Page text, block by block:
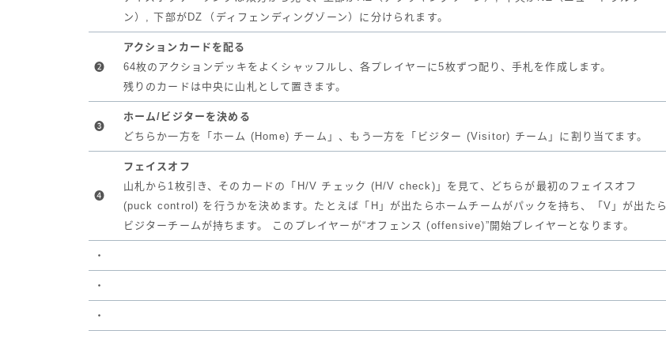
ン）, 下部がDZ （ディフェンディングゾーン）に分けられます。
❷
アクションカードを配る
64枚のアクションデッキをよくシャッフルし、各プレイヤーに5枚ずつ配り、手札を作成します。
残りのカードは中央に山札として置きます。
❸
ホーム/ビジターを決める
どちらか一方を「ホーム (Home) チーム」、もう一方を「ビジター (Visitor) チーム」に割り当てます。
❹
フェイスオフ
山札から1枚引き、そのカードの「H/V チェック (H/V check)」を見て、どちらが最初のフェイスオフ
(puck control) を行うかを決めます。たとえば「H」が出たらホームチームがパックを持ち、「V」が出たら
ビジターチームが持ちます。 このプレイヤーが“オフェンス (offensive)”開始プレイヤーとなります。
・
・
・